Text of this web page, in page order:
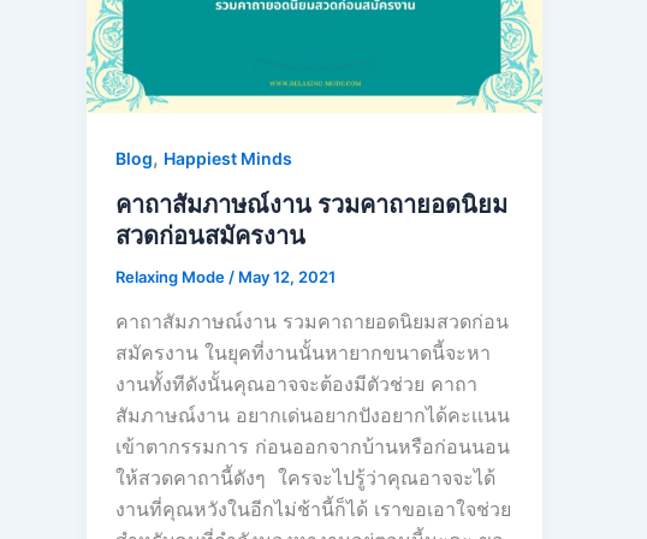
Blog, Happiest Minds
คาถาสัมภาษณ์งาน รวมคาถายอดนิยม
สวดก่อนสมัครงาน
Relaxing Mode / May 12, 2021
คาถาสัมภาษณ์งาน รวมคาถายอดนิยมสวดก่อน
สมัครงาน ในยุคที่งานนั้นหายากขนาดนี้จะหา
งานทั้งทีดังนั้นคุณอาจจะต้องมีตัวช่วย คาถา
สัมภาษณ์งาน อยากเด่นอยากปังอยากได้คะเเนน
เข้าตากรรมการ ก่อนออกจากบ้านหรือก่อนนอน
ให้สวดคาถานี้ดังๆ ใครจะไปรู้ว่าคุณอาจจะได้
งานที่คุณหวังในอีกไม่ช้านี้ก็ได้ เราขอเอาใจช่วย